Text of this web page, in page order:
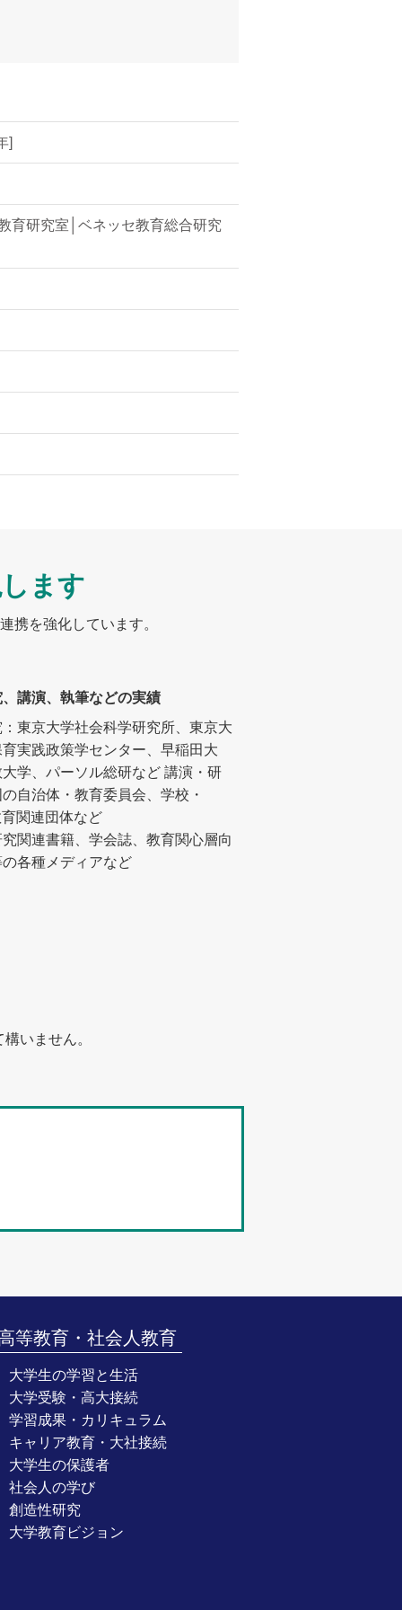
]
育研究室│ベネッセ教育総合研究
ます
携を強化しています。
講演、執筆などの実績
東京大学社会科学研究所、東京大
実践政策学センター、早稲田大
学、パーソル総研など 講演・研
自治体・教育委員会、学校・
関連団体など
関連書籍、学会誌、教育関心層向
各種メディアなど
いません。
等教育・社会人教育
大学生の学習と生活
大学受験・高大接続
学習成果・カリキュラム
キャリア教育・大社接続
大学生の保護者
社会人の学び
創造性研究
大学教育ビジョン